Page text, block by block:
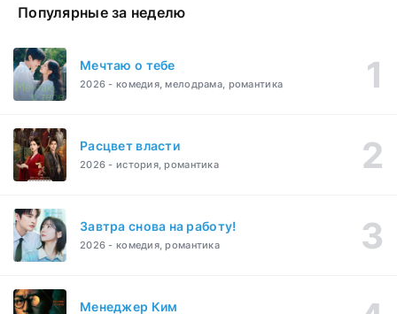
Популярные за неделю
Мечтаю о тебе
2026 - комедия, мелодрама, романтика
Расцвет власти
2026 - история, романтика
Завтра снова на работу!
2026 - комедия, романтика
Менеджер Ким